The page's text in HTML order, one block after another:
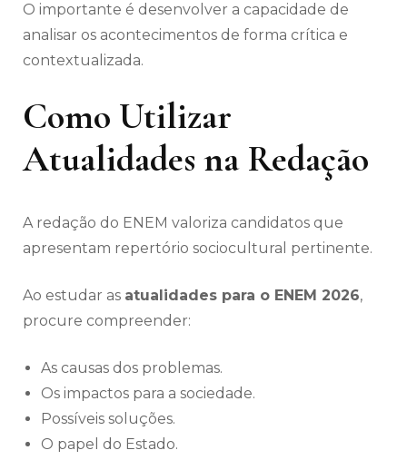
O importante é desenvolver a capacidade de
analisar os acontecimentos de forma crítica e
contextualizada.
Como Utilizar
Atualidades na Redação
A redação do ENEM valoriza candidatos que
apresentam repertório sociocultural pertinente.
Ao estudar as atualidades para o ENEM 2026,
procure compreender:
As causas dos problemas.
Os impactos para a sociedade.
Possíveis soluções.
O papel do Estado.